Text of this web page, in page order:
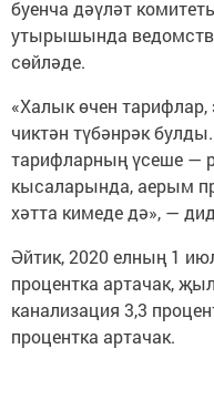
буенча дәүләт
утырышында
сөйләде.
«Халык өчен тарифлар,
чиктән түбәнрәк
тарифларның үсеше —
кысаларында, аерым
хәтта кимеде дә», —
Әйтик, 2020 елның 1
процентка артачак,
канализация 3,3
процентка артачак.